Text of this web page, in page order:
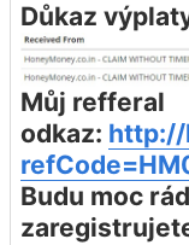
Důkaz
Můj refferal
odkaz: http://
Budu moc